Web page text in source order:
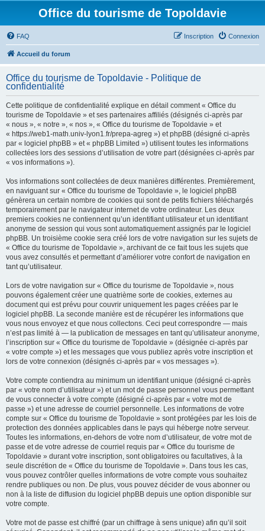
Office du tourisme de Topoldavie
FAQ Connexion
Inscription
Accueil du forum
Office du tourisme de Topoldavie - Politique de
confidentialité
Cette politique de confidentialité explique en détail comment « Office du
tourisme de Topoldavie » et ses partenaires affiliés (désignés ci-après par
« nous », « notre », « nos », « Office du tourisme de Topoldavie » et
« https://web1-math.univ-lyon1.fr/prepa-agreg ») et phpBB (désigné ci-après
par « logiciel phpBB » et « phpBB Limited ») utilisent toutes les informations
collectées lors des sessions d’utilisation de votre part (désignées ci-après par
« vos informations »).
Vos informations sont collectées de deux manières différentes. Premièrement,
en naviguant sur « Office du tourisme de Topoldavie », le logiciel phpBB
génèrera un certain nombre de cookies qui sont de petits fichiers téléchargés
temporairement par le navigateur internet de votre ordinateur. Les deux
premiers cookies ne contiennent qu’un identifiant utilisateur et un identifiant
anonyme de session qui vous sont automatiquement assignés par le logiciel
phpBB. Un troisième cookie sera créé lors de votre navigation sur les sujets de
« Office du tourisme de Topoldavie », archivant de ce fait tous les sujets que
vous avez consultés et permettant d’améliorer votre confort de navigation en
tant qu’utilisateur.
Lors de votre navigation sur « Office du tourisme de Topoldavie », nous
pouvons également créer une quatrième sorte de cookies, externes au
document qui est prévu pour couvrir uniquement les pages créées par le
logiciel phpBB. La seconde manière est de récupérer les informations que
vous nous envoyez et que nous collectons. Ceci peut correspondre — mais
n’est pas limité à — la publication de messages en tant qu’utilisateur anonyme,
l’inscription sur « Office du tourisme de Topoldavie » (désignée ci-après par
« votre compte ») et les messages que vous publiez après votre inscription et
lors de votre connexion (désignés ci-après par « vos messages »).
Votre compte contiendra au minimum un identifiant unique (désigné ci-après
par « votre nom d’utilisateur ») et un mot de passe personnel vous permettant
de vous connecter à votre compte (désigné ci-après par « votre mot de
passe ») et une adresse de courriel personnelle. Les informations de votre
compte sur « Office du tourisme de Topoldavie » sont protégées par les lois de
protection des données applicables dans le pays qui héberge notre serveur.
Toutes les informations, en-dehors de votre nom d’utilisateur, de votre mot de
passe et de votre adresse de courriel requis par « Office du tourisme de
Topoldavie » durant votre inscription, sont obligatoires ou facultatives, à la
seule discrétion de « Office du tourisme de Topoldavie ». Dans tous les cas,
vous pouvez contrôler quelles informations de votre compte vous souhaitez
rendre publiques ou non. De plus, vous pouvez décider de vous abonner ou
non à la liste de diffusion du logiciel phpBB depuis une option disponible sur
votre compte.
Votre mot de passe est chiffré (par un chiffrage à sens unique) afin qu’il soit